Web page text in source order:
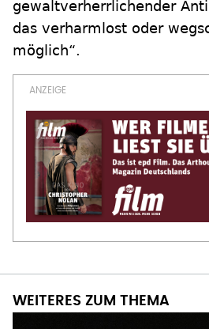
gewaltverherrlichender
das verharmlost oder
möglich“.
WEITERES ZUM THEMA